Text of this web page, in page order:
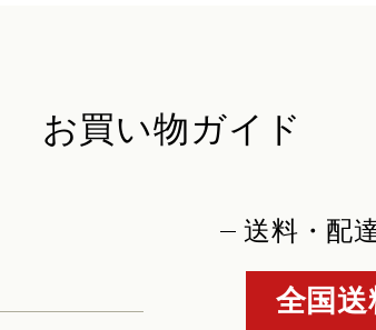
お買い物ガイド
送料・配
全国送